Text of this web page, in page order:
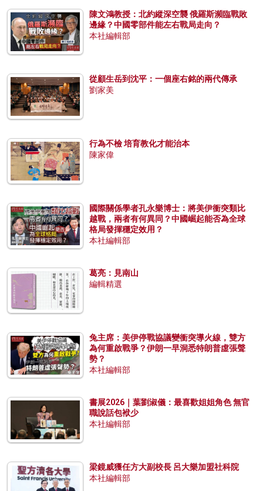
陳文鴻教授：北約縱深空襲 俄羅斯瀕臨戰敗
邊緣？中國零部件能左右戰局走向？
本社編輯部
從顧生岳到沈平：一個座右銘的兩代傳承
劉家美
行為不檢 培育教化才能治本
陳家偉
國際關係學者孔永樂博士：將美伊衝突類比
越戰，兩者有何異同？中國崛起能否為全球
格局發揮穩定效用？
本社編輯部
葛亮：見南山
編輯精選
兔主席：美伊停戰協議變衝突導火線，雙方
為何重啟戰爭？伊朗一早洞悉特朗普虛張聲
勢？
本社編輯部
書展2026｜葉劉淑儀：最喜歡姐姐角色 無官
職說話包袱少
本社編輯部
梁鏡威獲任方大副校長 呂大樂加盟社科院
本社編輯部